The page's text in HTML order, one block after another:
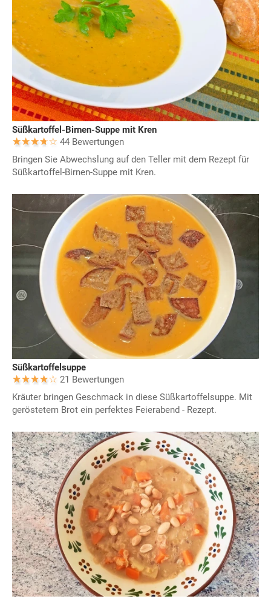
Süßkartoffel-Birnen-Suppe mit Kren
44 Bewertungen
Bringen Sie Abwechslung auf den Teller mit dem Rezept für
Süßkartoffel-Birnen-Suppe mit Kren.
Süßkartoffelsuppe
21 Bewertungen
Kräuter bringen Geschmack in diese Süßkartoffelsuppe. Mit
geröstetem Brot ein perfektes Feierabend - Rezept.